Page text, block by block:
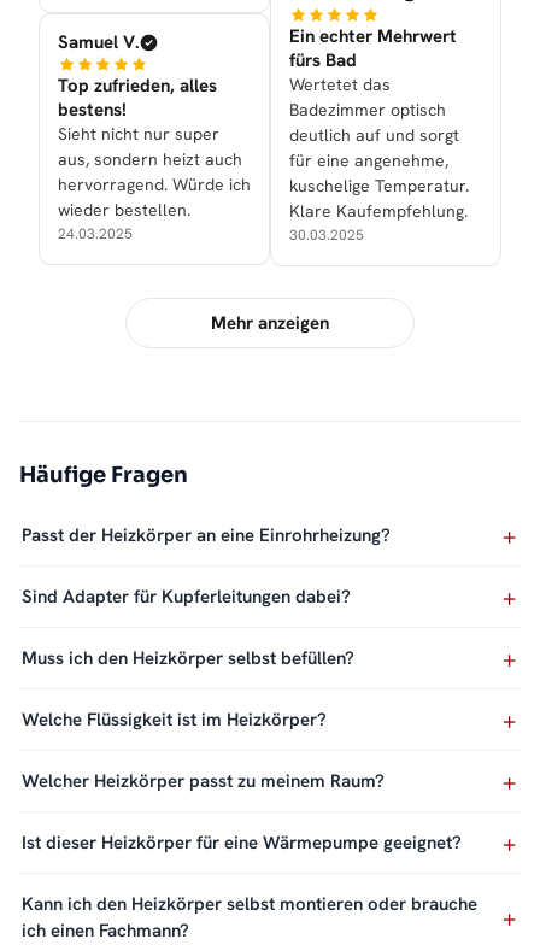
Samuel V.
Top zufrieden, alles
bestens!
Sieht nicht nur super
aus, sondern heizt auch
hervorragend. Würde ich
wieder bestellen.
24.03.2025
Ein echter Mehrwert
fürs Bad
Wertetet das
Badezimmer optisch
deutlich auf und sorgt
für eine angenehme,
kuschelige Temperatur.
Klare Kaufempfehlung.
30.03.2025
Mehr anzeigen
Häufige Fragen
Passt der Heizkörper an eine Einrohrheizung?
Sind Adapter für Kupferleitungen dabei?
Muss ich den Heizkörper selbst befüllen?
Welche Flüssigkeit ist im Heizkörper?
Welcher Heizkörper passt zu meinem Raum?
Ist dieser Heizkörper für eine Wärmepumpe geeignet?
Kann ich den Heizkörper selbst montieren oder brauche
ich einen Fachmann?